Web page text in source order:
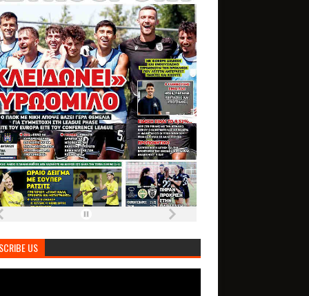
US